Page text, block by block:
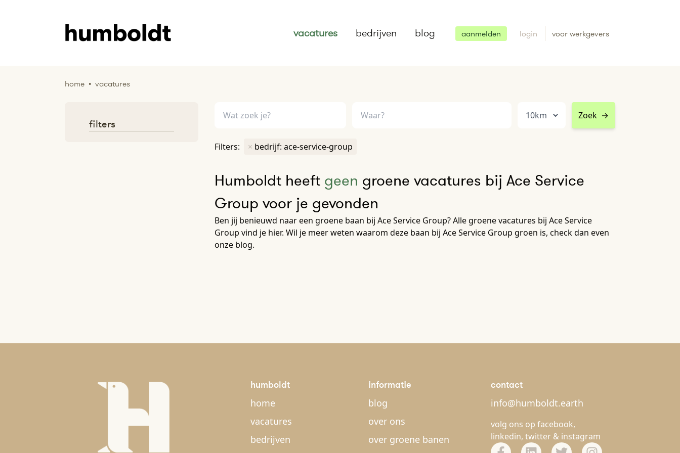
vacatures bedrijven blog aanmelden login voor werkgevers
home • vacatures
Zoek →
Filters: × bedrijf: ace-service-group
Humboldt heeft geen groene vacatures bij Ace Service
Group voor je gevonden
Ben jij benieuwd naar een groene baan bij Ace Service Group? Alle groene vacatures bij Ace Service
Group vind je hier. Wil je meer weten waarom deze baan bij Ace Service Group groen is, check dan even
onze blog.
filters
humboldt
home
vacatures
bedrijven
informatie
blog
over ons
over groene banen
contact
info@humboldt.earth
volg ons op facebook,
linkedin, twitter & instagram